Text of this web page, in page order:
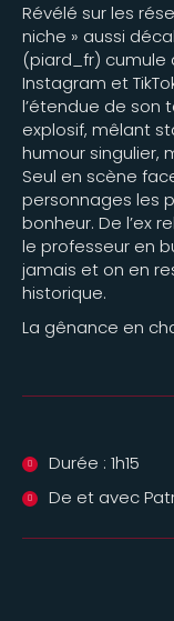
Révélé sur les
niche » aussi
(piard_fr) cumule
Instagram et
l’étendue de son
explosif, mêlant
humour singulier,
Seul en scène
personnages les
bonheur. De l’ex
le professeur en
jamais et on en
historique.
La gênance en
Durée : 1h15
De et avec